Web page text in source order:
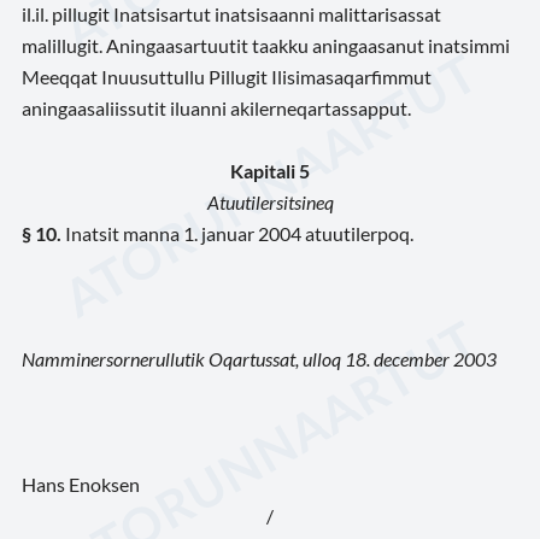
il.il. pillugit Inatsisartut inatsisaanni malittarisassat
malillugit. Aningaasartuutit taakku aningaasanut inatsimmi
Meeqqat Inuusuttullu Pillugit Ilisimasaqarfimmut
aningaasaliissutit iluanni akilerneqartassapput.
Kapitali 5
Atuutilersitsineq
§ 10. Inatsit manna 1. januar 2004 atuutilerpoq.
Namminersornerullutik Oqartussat, ulloq 18. december 2003
Hans Enoksen
/